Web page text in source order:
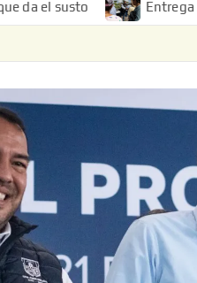
Entrega JAPAM